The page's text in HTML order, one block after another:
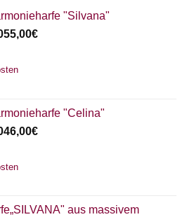
"Silvana"
€
"Celina"
€
aus massivem